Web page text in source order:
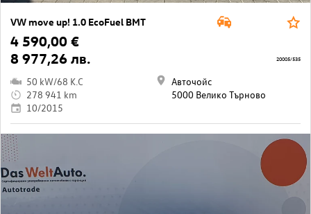
VW move up! 1.0 EcoFuel BMT
4 590,00 €
8 977,26 лв.
50 kW/68 K.C
278 941 km
10/2015
Авточойс
5000 Велико Търново
20005/535